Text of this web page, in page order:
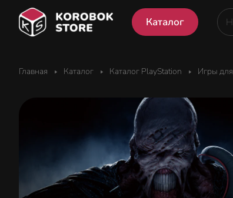
Каталог
Главная Каталог Каталог PlayStation Игры